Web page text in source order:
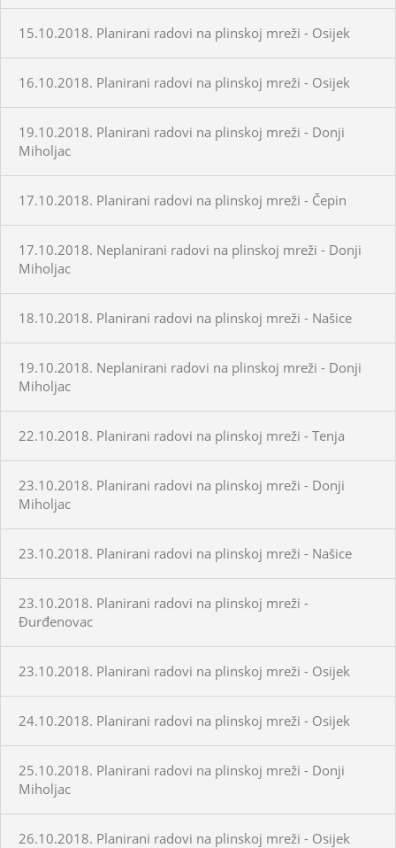
15.10.2018. Planirani radovi na plinskoj mreži - Osijek
16.10.2018. Planirani radovi na plinskoj mreži - Osijek
19.10.2018. Planirani radovi na plinskoj mreži - Donji
Miholjac
17.10.2018. Planirani radovi na plinskoj mreži - Čepin
17.10.2018. Neplanirani radovi na plinskoj mreži - Donji
Miholjac
18.10.2018. Planirani radovi na plinskoj mreži - Našice
19.10.2018. Neplanirani radovi na plinskoj mreži - Donji
Miholjac
22.10.2018. Planirani radovi na plinskoj mreži - Tenja
23.10.2018. Planirani radovi na plinskoj mreži - Donji
Miholjac
23.10.2018. Planirani radovi na plinskoj mreži - Našice
23.10.2018. Planirani radovi na plinskoj mreži -
Đurđenovac
23.10.2018. Planirani radovi na plinskoj mreži - Osijek
24.10.2018. Planirani radovi na plinskoj mreži - Osijek
25.10.2018. Planirani radovi na plinskoj mreži - Donji
Miholjac
26.10.2018. Planirani radovi na plinskoj mreži - Osijek